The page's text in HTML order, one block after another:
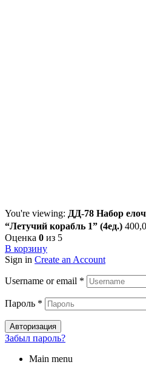
You're viewing: ДД-78 Набор
“Летучий корабль 1” (4ед.)
Оценка 0 из 5
В корзину
Sign in Create an Account
Username or email *
Пароль *
Авторизация
Забыл пароль?
Main menu